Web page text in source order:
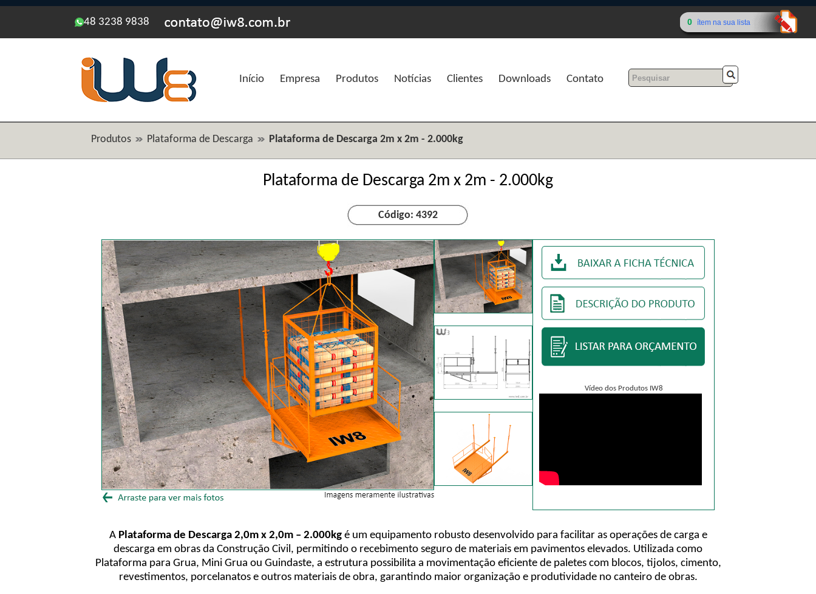
48 3238 9838 0 ítem na sua lista
Início Empresa Produtos Notícias Clientes Downloads Contato
Produtos Plataforma de Descarga Plataforma de Descarga 2m x 2m - 2.000kg
Plataforma de Descarga 2m x 2m - 2.000kg
Código: 4392
Vídeo dos Produtos IW8
A Plataforma de Descarga 2,0m x 2,0m – 2.000kgé um equipamento robusto desenvolvido para facilitar as operações de carga e
descarga em obras da Construção Civil, permitindo o recebimento seguro de materiais em pavimentos elevados. Utilizada como
Plataforma para Grua, Mini Grua ou Guindaste, a estrutura possibilita a movimentação eficiente de paletes com blocos, tijolos, cimento,
revestimentos, porcelanatos e outros materiais de obra, garantindo maior organização e produtividade no canteiro de obras.